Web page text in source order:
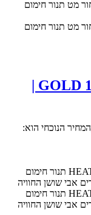
המחיר הנוכחי הוא: